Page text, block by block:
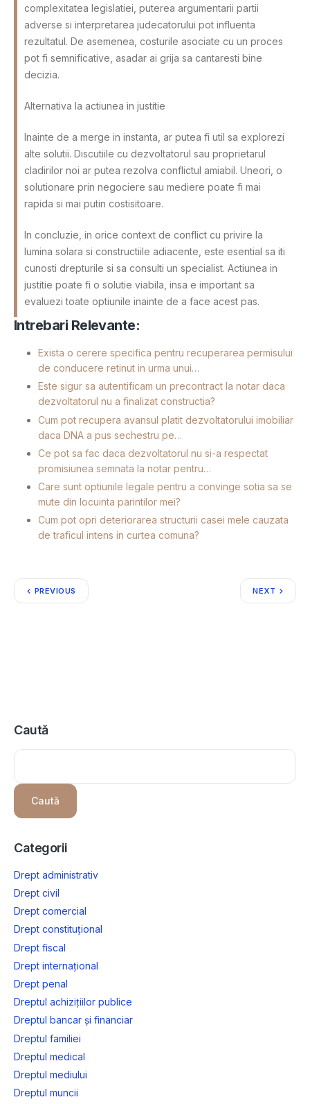
complexitatea legislatiei, puterea argumentarii partii
adverse si interpretarea judecatorului pot influenta
rezultatul. De asemenea, costurile asociate cu un proces
pot fi semnificative, asadar ai grija sa cantaresti bine
decizia.
Alternativa la actiunea in justitie
Inainte de a merge in instanta, ar putea fi util sa explorezi
alte solutii. Discutiile cu dezvoltatorul sau proprietarul
cladirilor noi ar putea rezolva conflictul amiabil. Uneori, o
solutionare prin negociere sau mediere poate fi mai
rapida si mai putin costisitoare.
In concluzie, in orice context de conflict cu privire la
lumina solara si constructiile adiacente, este esential sa iti
cunosti drepturile si sa consulti un specialist. Actiunea in
justitie poate fi o solutie viabila, insa e important sa
evaluezi toate optiunile inainte de a face acest pas.
Intrebari Relevante:
Exista o cerere specifica pentru recuperarea permisului
de conducere retinut in urma unui…
Este sigur sa autentificam un precontract la notar daca
dezvoltatorul nu a finalizat constructia?
Cum pot recupera avansul platit dezvoltatorului imobiliar
daca DNA a pus sechestru pe…
Ce pot sa fac daca dezvoltatorul nu si-a respectat
promisiunea semnata la notar pentru…
Care sunt optiunile legale pentru a convinge sotia sa se
mute din locuinta parintilor mei?
Cum pot opri deteriorarea structurii casei mele cauzata
de traficul intens in curtea comuna?
PREVIOUS NEXT
Caută
Caută
Categorii
Drept administrativ
Drept civil
Drept comercial
Drept constituțional
Drept fiscal
Drept internațional
Drept penal
Dreptul achizițiilor publice
Dreptul bancar și financiar
Dreptul familiei
Dreptul medical
Dreptul mediului
Dreptul muncii